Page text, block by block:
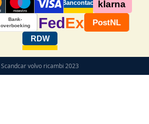
Bancontact klarna
Bank-
overboeking
Fed Ex PostNL
RDW
Scandcar volvo ricambi 2023